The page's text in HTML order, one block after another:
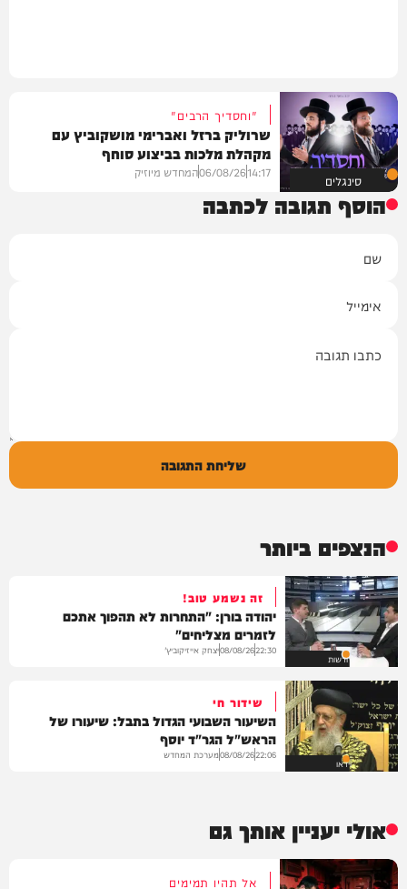
סינגלים
"וחסדיך הרבים"
שרוליק ברזל ואברימי מושקוביץ עם
מקהלת מלכות בביצוע סוחף
14:17
06/08/26המחדש מיוזיק
הוסף תגובה לכתבה
שליחת התגובה
הנצפים ביותר
חדשות
זה נשמע טוב!
יהודה בורן: "התחרות לא תהפוך אתכם
לזמרים מצליחים"
22:30
08/08/26יצחק אייזיקוביץ'
וידאו
שידור חי
השיעור השבועי הגדול בתבל: שיעורו של
הראש"ל הגר"ד יוסף
22:06
08/08/26מערכת המחדש
אולי יעניין אותך גם
אל תהיו תמימים